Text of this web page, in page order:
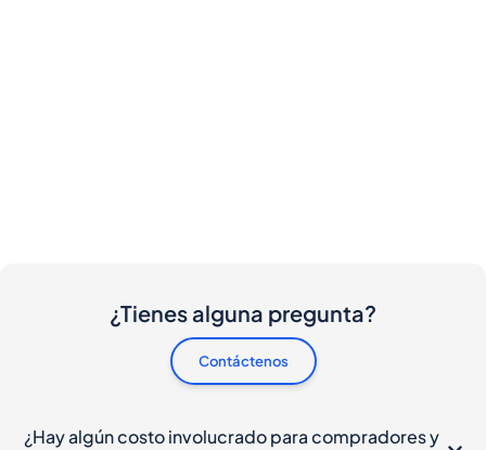
¿Tienes alguna pregunta?
Contáctenos
¿Hay algún costo involucrado para compradores y